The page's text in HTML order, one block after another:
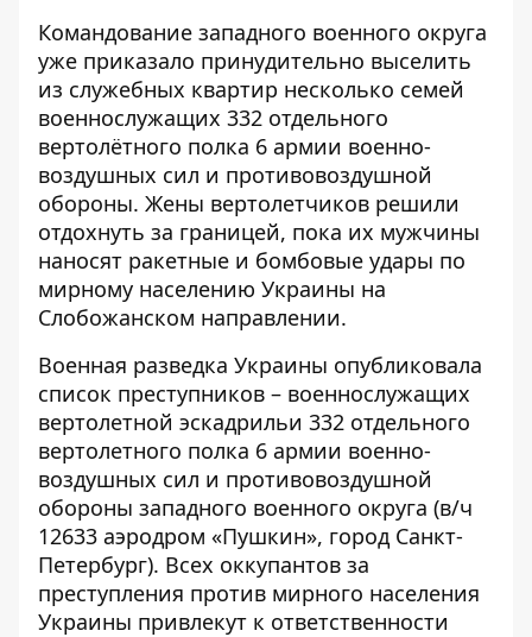
Командование западного военного округа
уже приказало принудительно выселить
из служебных квартир несколько семей
военнослужащих 332 отдельного
вертолётного полка 6 армии военно-
воздушных сил и противовоздушной
обороны. Жены вертолетчиков решили
отдохнуть за границей, пока их мужчины
наносят ракетные и бомбовые удары по
мирному населению Украины на
Слобожанском направлении.
Военная разведка Украины опубликовала
список преступников – военнослужащих
вертолетной эскадрильи 332 отдельного
вертолетного полка 6 армии военно-
воздушных сил и противовоздушной
обороны западного военного округа (в/ч
12633 аэродром «Пушкин», город Санкт-
Петербург). Всех оккупантов за
преступления против мирного населения
Украины привлекут к ответственности